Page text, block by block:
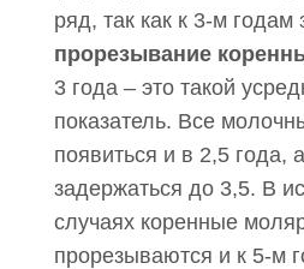
ряд, так как к 3-м годам
прорезывание
3 года – это такой
показатель. Все
появиться и в 2,5 года,
задержаться до 3,5. В
случаях коренные
прорезываются и к 5-м